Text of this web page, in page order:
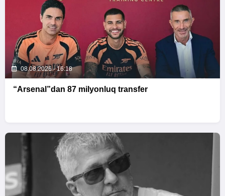
08.08.2026 - 16:18
“Arsenal”dan 87 milyonluq transfer